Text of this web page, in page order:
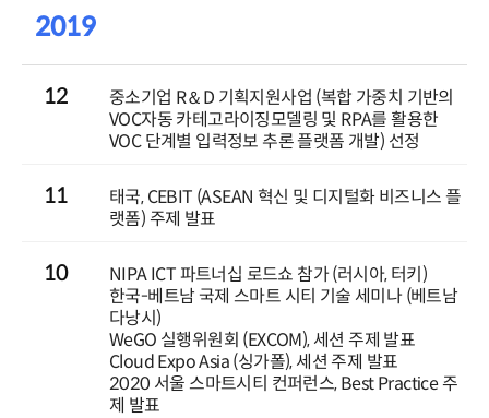
2019
12
중소기업 R＆D 기획지원사업 (복합 가중치 기반의
VOC자동 카테고라이징모델링 및 RPA를 활용한
VOC 단계별 입력정보 추론 플랫폼 개발) 선정
11
태국, CEBIT (ASEAN 혁신 및 디지털화 비즈니스 플
랫폼) 주제 발표
10
NIPA ICT 파트너십 로드쇼 참가 (러시아, 터키)
한국-베트남 국제 스마트 시티 기술 세미나 (베트남
다낭시)
WeGO 실행위원회 (EXCOM), 세션 주제 발표
Cloud Expo Asia (싱가폴), 세션 주제 발표
2020 서울 스마트시티 컨퍼런스, Best Practice 주
제 발표